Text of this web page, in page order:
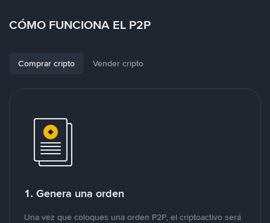
CÓMO FUNCIONA EL P2P
Comprar cripto Vender cripto
1. Genera una orden
Una vez que coloques una orden P2P, el criptoactivo será